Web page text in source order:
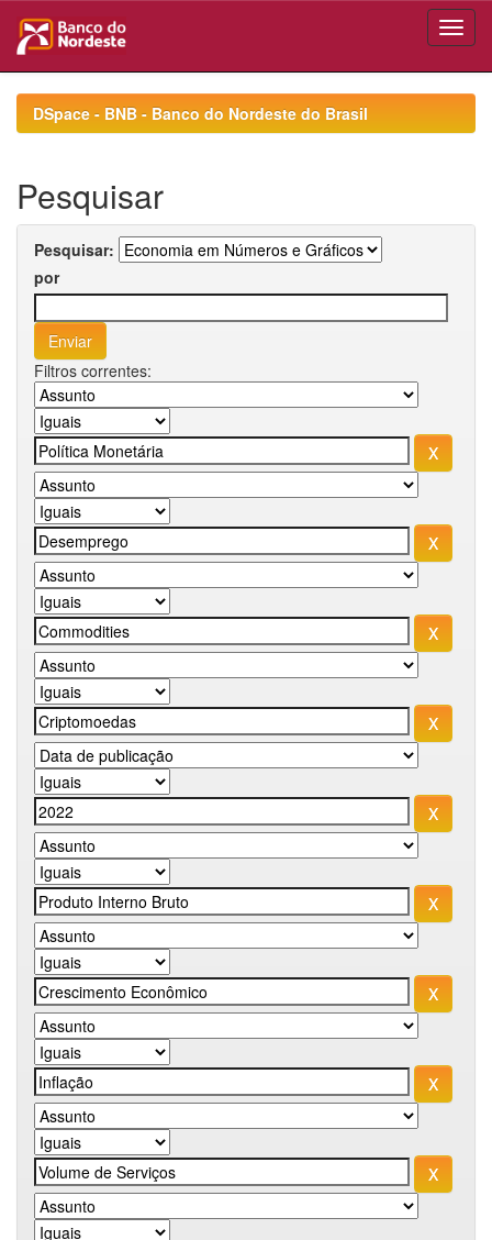
navigationDSpace - BNB - Banco do Nordeste do Brasil
Pesquisar
Pesquisar:
por
Filtros correntes: